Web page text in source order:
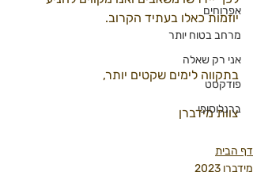
אפרוחים
מרחב בטוח יותר
אני רק שאלה
פודקסט
ברנלוסופי
יוזמות כאלו בעתיד הקרוב.
בתקווה לימים שקטים יותר,
צוות מידברן
דף הבית
מידברן 2023